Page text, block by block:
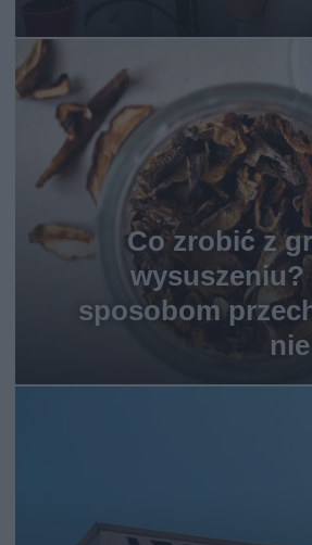
Co zrobić z
wysuszeniu?
sposobom